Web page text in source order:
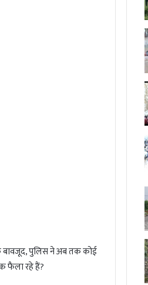
बावजूद, पुलिस ने अब तक कोई
फैला रहे हैं?